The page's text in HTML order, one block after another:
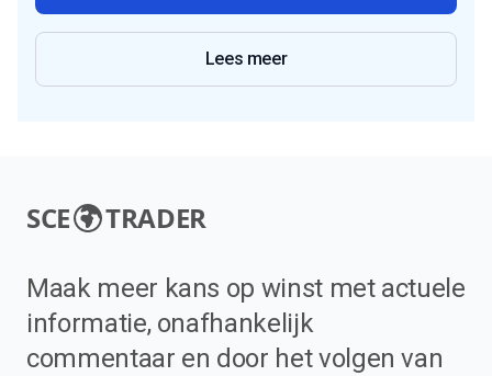
Lees meer
SCE TRADER
Maak meer kans op winst met actuele
informatie, onafhankelijk
commentaar en door het volgen van